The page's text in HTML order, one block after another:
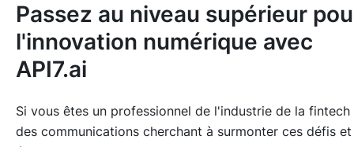
Passez au niveau supérieur
l'innovation numérique avec
API7.ai
Si vous êtes un professionnel de l'industrie de la fintech
des communications cherchant à surmonter ces défis